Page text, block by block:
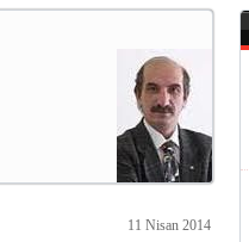
11 Nisan 2014